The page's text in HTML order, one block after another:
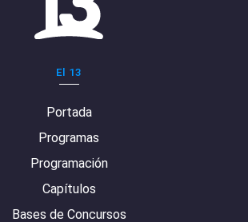
El 13
Portada
Programas
Programación
Capítulos
Bases de Concursos